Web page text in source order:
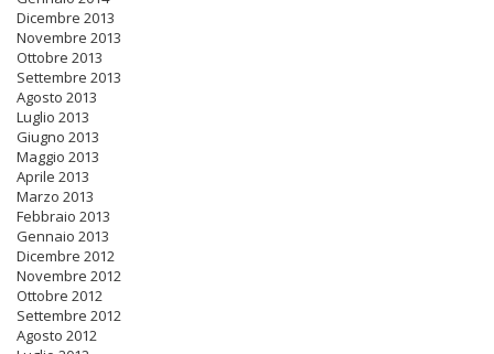
Dicembre 2013
Novembre 2013
Ottobre 2013
Settembre 2013
Agosto 2013
Luglio 2013
Giugno 2013
Maggio 2013
Aprile 2013
Marzo 2013
Febbraio 2013
Gennaio 2013
Dicembre 2012
Novembre 2012
Ottobre 2012
Settembre 2012
Agosto 2012